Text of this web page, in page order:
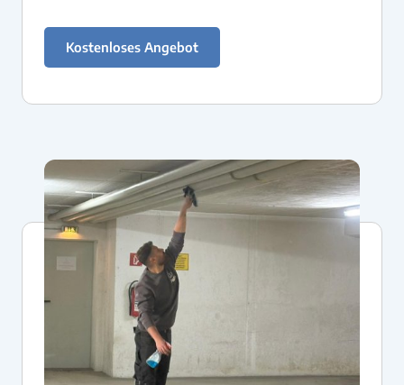
Kostenloses Angebot